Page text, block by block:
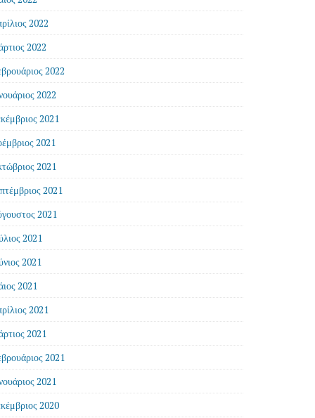
2022
2022
2022
2022
2021
2021
2021
2021
2021
2021
2021
2021
2021
2021
2021
2021
2020